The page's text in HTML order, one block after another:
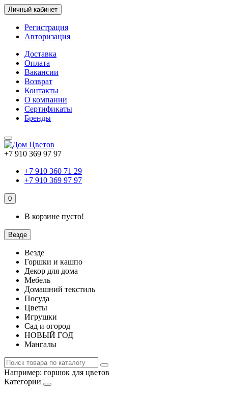
Личный кабинет
Регистрация
Авторизация
Доставка
Оплата
Вакансии
Возврат
Контакты
О компании
Сертификаты
Бренды
+7 910 369 97 97
+7 910 360 71 29
+7 910 369 97 97
0
В корзине пусто!
Везде
Везде
Горшки и кашпо
Декор для дома
Мебель
Домашний текстиль
Посуда
Цветы
Игрушки
Сад и огород
НОВЫЙ ГОД
Мангалы
Например: горшок для цветов
Категории